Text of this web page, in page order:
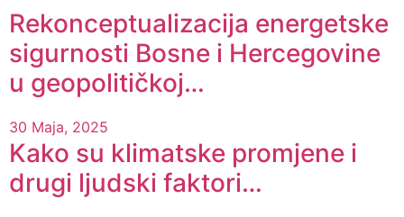
Rekonceptualizacija energetske
sigurnosti Bosne i Hercegovine
u geopolitičkoj…
30 Maja, 2025
Kako su klimatske promjene i
drugi ljudski faktori…